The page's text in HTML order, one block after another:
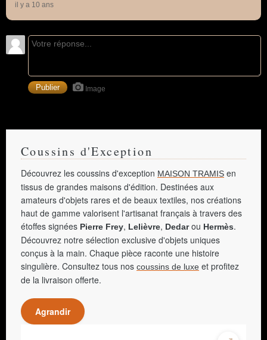
il y a 10 ans
Image
Coussins d'Exception
Découvrez les coussins d'exception MAISON TRAMIS en
tissus de grandes maisons d'édition. Destinées aux
amateurs d'objets rares et de beaux textiles, nos créations
haut de gamme valorisent l'artisanat français à travers des
étoffes signées Pierre Frey, Lelièvre, Dedarou Hermès.
Découvrez notre sélection exclusive d'objets uniques
conçus à la main. Chaque pièce raconte une histoire
singulière. Consultez tous nos coussins de luxe et profitez
de la livraison offerte.
Agrandir